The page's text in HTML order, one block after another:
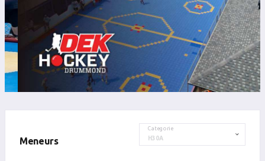
Meneurs
Categorie